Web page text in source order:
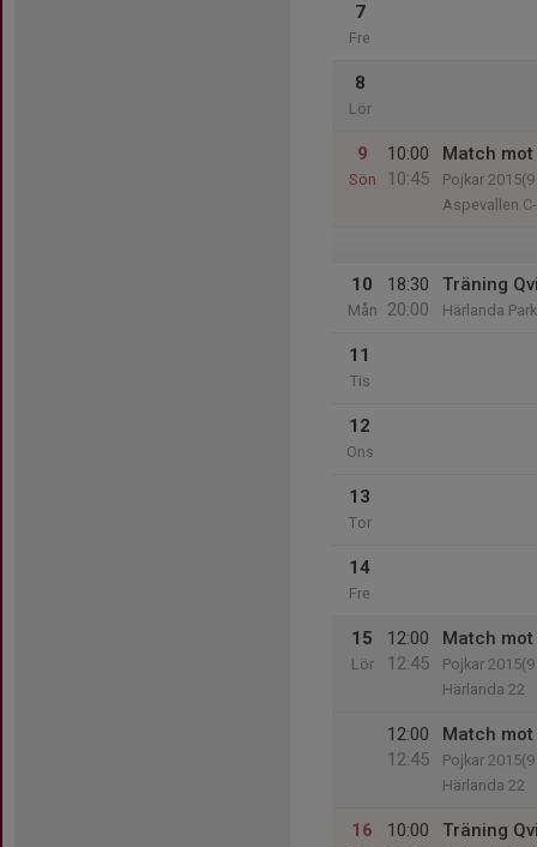
7
Fre
8
Lör
9
Sön
10:00
10:45
Match mot
Pojkar
Aspevallen
10
Mån
18:30
20:00
Träning
Härlanda Park
11
Tis
12
Ons
13
Tor
14
Fre
15
Lör
12:00
12:45
Match
Pojkar
Härlanda 22
12:00
12:45
Match
Pojkar
Härlanda 22
16
10:00
Träning